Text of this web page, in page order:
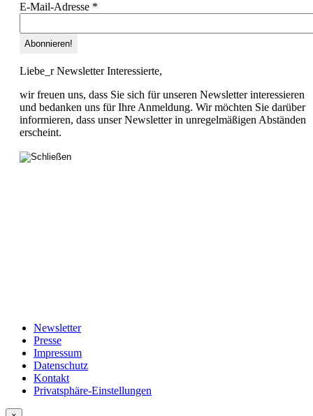
E-Mail-Adresse *
Liebe_r Newsletter Interessierte,
wir freuen uns, dass Sie sich für unseren Newsletter interessieren
und bedanken uns für Ihre Anmeldung. Wir möchten Sie darüber
informieren, dass unser Newsletter in unregelmäßigen Abständen
erscheint.
Newsletter
Presse
Impressum
Datenschutz
Kontakt
Privatsphäre-Einstellungen